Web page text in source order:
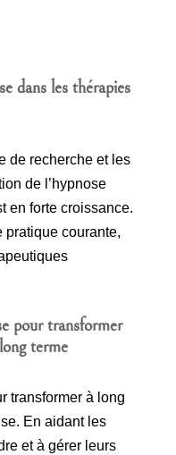
dans les thérapies
de recherche et les
de l’hypnose
en forte croissance.
pratique courante,
pour transformer
terme
transformer à long
En aidant les
et à gérer leurs